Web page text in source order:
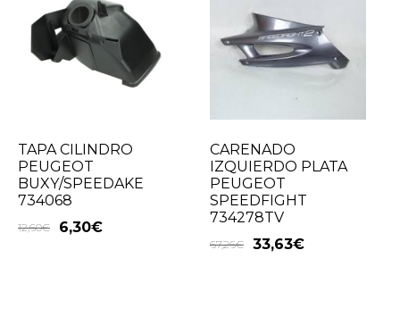
TAPA CILINDRO
PEUGEOT
BUXY/SPEEDAKE
734068
12,60€ 6,30€
CARENADO
IZQUIERDO PLATA
PEUGEOT
SPEEDFIGHT
734278TV
67,26€ 33,63€